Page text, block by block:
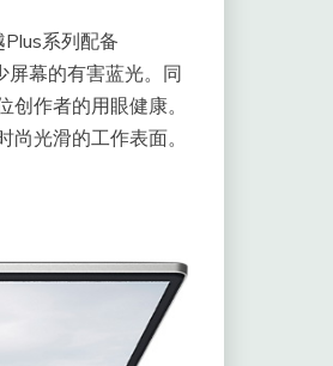
系列配备
幕的有害蓝光。同
作者的用眼健康。
光滑的工作表面。